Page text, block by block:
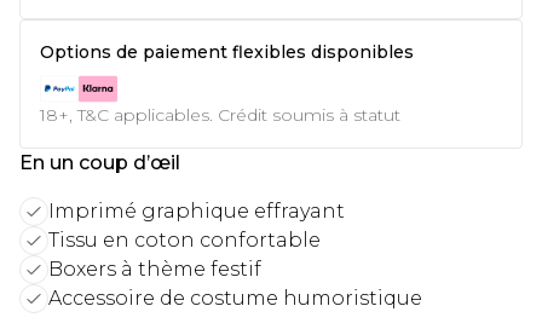
Options de paiement flexibles disponibles
18+, T&C applicables. Crédit soumis à statut
En un coup d’œil
Imprimé graphique effrayant
Tissu en coton confortable
Boxers à thème festif
Accessoire de costume humoristique